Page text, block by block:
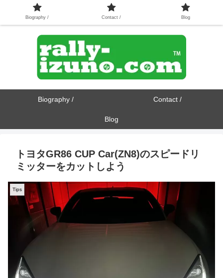
Biography / Contact /
Blog
トヨタGR86 CUP Car(ZN8)のスピードリ
ミッターをカットしよう
Tips
Biography / Contact / Blog